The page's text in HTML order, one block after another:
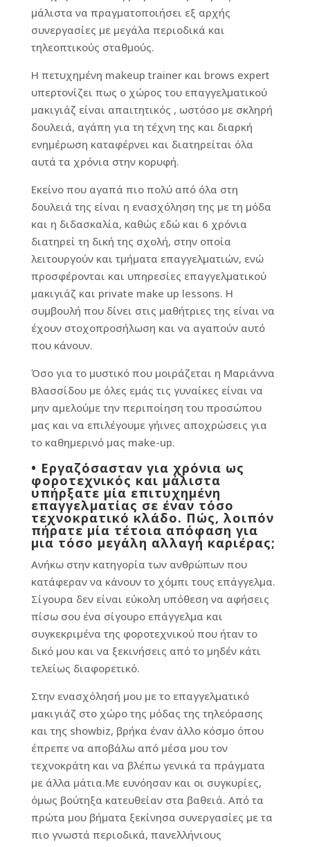
μάλιστα να πραγματοποιήσει εξ αρχής
συνεργασίες με μεγάλα περιοδικά και
τηλεοπτικούς σταθμούς.
Η πετυχημένη makeup trainer και brows expert
υπερτονίζει πως ο χώρος του επαγγελματικού
μακιγιάζ είναι απαιτητικός , ωστόσο με σκληρή
δουλειά, αγάπη για τη τέχνη της και διαρκή
ενημέρωση καταφέρνει και διατηρείται όλα
αυτά τα χρόνια στην κορυφή.
Εκείνο που αγαπά πιο πολύ από όλα στη
δουλειά της είναι η ενασχόληση της με τη μόδα
και η διδασκαλία, καθώς εδώ και 6 χρόνια
διατηρεί τη δική της σχολή, στην οποία
λειτουργούν και τμήματα επαγγελματιών, ενώ
προσφέρονται και υπηρεσίες επαγγελματικού
μακιγιάζ και private make up lessons. Η
συμβουλή που δίνει στις μαθήτριες της είναι να
έχουν στοχοπροσήλωση και να αγαπούν αυτό
που κάνουν.
Όσο για το μυστικό που μοιράζεται η Μαριάννα
Βλασσίδου με όλες εμάς τις γυναίκες είναι να
μην αμελούμε την περιποίηση του προσώπου
μας και να επιλέγουμε γήινες αποχρώσεις για
το καθημερινό μας make-up.
• Εργαζόσασταν για χρόνια ως
φοροτεχνικός και μάλιστα
υπήρξατε μία επιτυχημένη
επαγγελματίας σε έναν τόσο
τεχνοκρατικό κλάδο. Πώς, λοιπόν
πήρατε μία τέτοια απόφαση για
μια τόσο μεγάλη αλλαγή καριέρας;
Ανήκω στην κατηγορία των ανθρώπων που
κατάφεραν να κάνουν το χόμπι τους επάγγελμα.
Σίγουρα δεν είναι εύκολη υπόθεση να αφήσεις
πίσω σου ένα σίγουρο επάγγελμα και
συγκεκριμένα της φοροτεχνικού που ήταν το
δικό μου και να ξεκινήσεις από το μηδέν κάτι
τελείως διαφορετικό.
Στην ενασχόλησή μου με το επαγγελματικό
μακιγιάζ στο χώρο της μόδας της τηλεόρασης
και της showbiz, βρήκα έναν άλλο κόσμο όπου
έπρεπε να αποβάλω από μέσα μου τον
τεχνοκράτη και να βλέπω γενικά τα πράγματα
με άλλα μάτια.Με ευνόησαν και οι συγκυρίες,
όμως βούτηξα κατευθείαν στα βαθειά. Από τα
πρώτα μου βήματα ξεκίνησα συνεργασίες με τα
πιο γνωστά περιοδικά, πανελλήνιους